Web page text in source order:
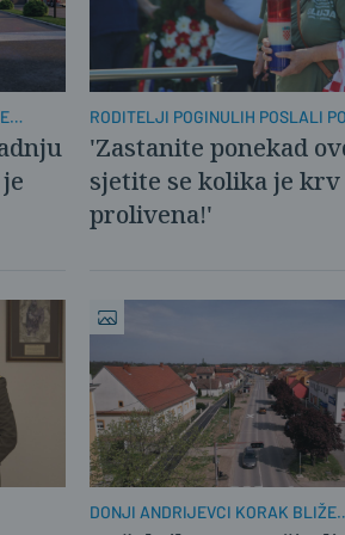
RODITELJI POGINULIH POSLALI
MLADIMA
'Zastanite ponekad
sjetite se kolika je krv
prolivena!'
DONJI ANDRIJEVCI KORAK BLIŽE